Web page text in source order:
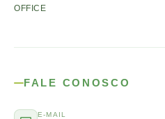
OFFICE
FALE CONOSCO
E-MAIL